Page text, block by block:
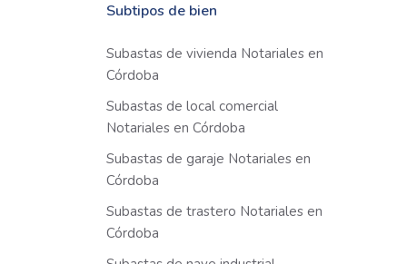
Subtipos de bien
Subastas de vivienda Notariales en
Córdoba
Subastas de local comercial
Notariales en Córdoba
Subastas de garaje Notariales en
Córdoba
Subastas de trastero Notariales en
Córdoba